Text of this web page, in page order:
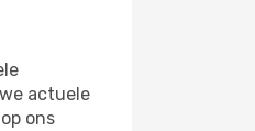
actuele
ons